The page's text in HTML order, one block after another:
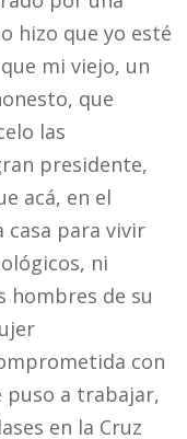
hizo que yo esté
mi viejo, un
que
las
presidente,
acá, en el
casa para vivir
ni
hombres de su
con
puso a trabajar,
en la Cruz